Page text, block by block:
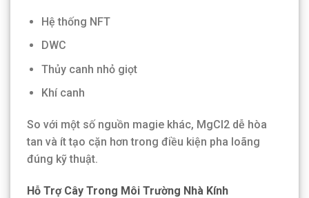
Hệ thống NFT
DWC
Thủy canh nhỏ giọt
Khí canh
So với một số nguồn magie khác, MgCl2 dễ hòa
tan và ít tạo cặn hơn trong điều kiện pha loãng
đúng kỹ thuật.
Hỗ Trợ Cây Trong Môi Trường Nhà Kính